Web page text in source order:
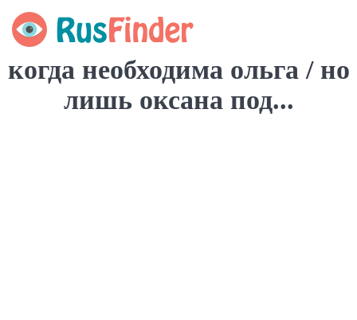
когда необходима ольга / но
лишь оксана под...